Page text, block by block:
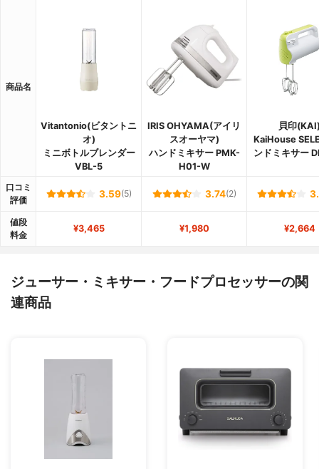
商品名
Vitantonio(ビタントニ
オ)
ミニボトルブレンダー
VBL-5
IRIS OHYAMA(アイリ
スオーヤマ)
ハンドミキサー PMK-
H01-W
貝印
KaiHouse
ンドミキサー
口コミ
評価
3.59(5) 3.74(2)
値段
料金
¥3,465 ¥1,980 ¥2,664
ジューサー・ミキサー・フードプロセッサーの関
連商品